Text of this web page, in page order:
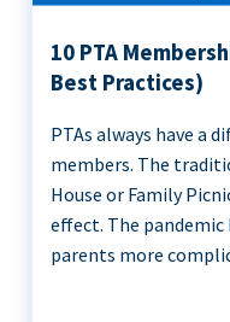
10 PTA
Best Practices)
PTAs always have a
members. The
House or Family
effect. The
parents more